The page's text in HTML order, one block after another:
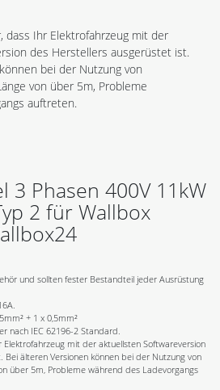
dass Ihr Elektrofahrzeug mit der
des Herstellers ausgerüstet ist.
bei der Nutzung von
von über 5m, Probleme
auftreten.
3 Phasen 400V 11kW
2 für Wallbox
und sollten fester Bestandteil jeder Ausrüstung
+ 1 x 0,5mm²
nach IEC 62196-2 Standard.
Elektrofahrzeug mit der aktuellsten Softwareversion
älteren Versionen können bei der Nutzung von
über 5m, Probleme während des Ladevorgangs